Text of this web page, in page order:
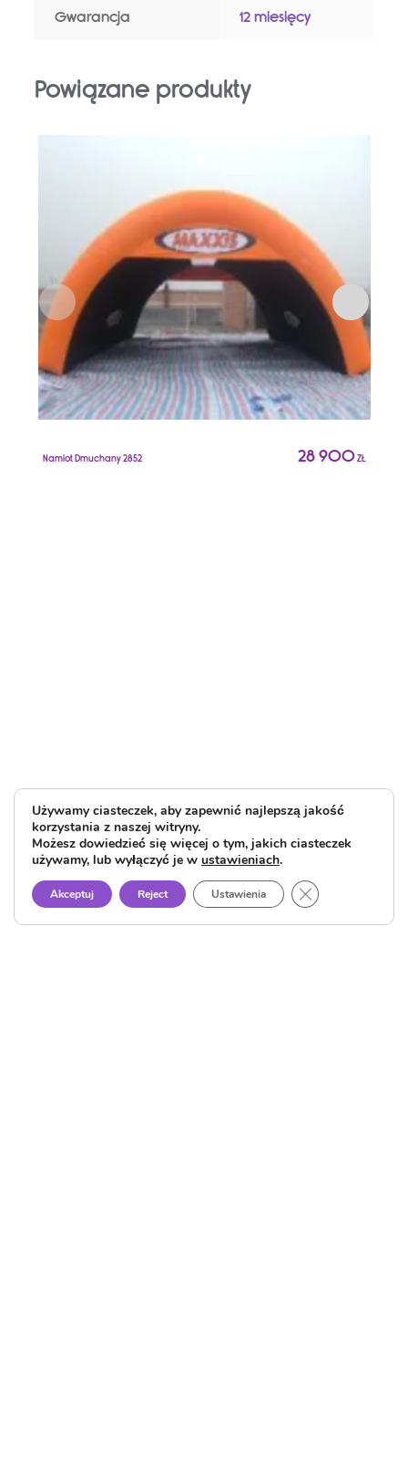
Gwarancja 12 miesięcy
Powiązane produkty
Namiot Dmuchany 2852 28 900ZŁ
Używamy ciasteczek, aby zapewnić najlepszą jakość
korzystania z naszej witryny.
Możesz dowiedzieć się więcej o tym, jakich ciasteczek
używamy, lub wyłączyć je w ustawieniach.
Akceptuj Reject Ustawienia Close GDPR